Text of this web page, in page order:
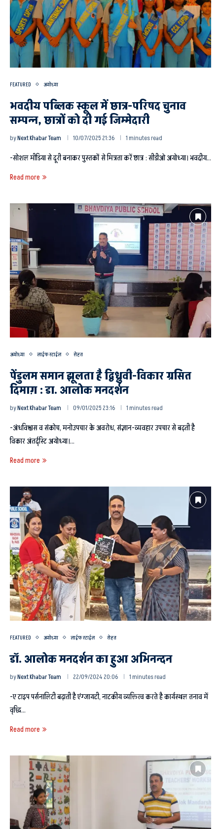
FEATURED अयोध्या
भवदीय पब्लिक स्कूल में छात्र-परिषद चुनाव
सम्पन्न, छात्रों को दी गई जिम्मेदारी
byNext Khabar Team 10/07/2025 21:36 1 minutes read
-सोशल मीडिया से दूरी बनाकर पुस्तकों से मित्रता करें छात्र : सीडीओ अयोध्या। भवदीय…
Read more
अयोध्या लाईफ स्टाईल सेहत
पेंडुलम समान झूलता है द्विध्रुवी-विकार ग्रसित
दिमाग़ : डा. आलोक मनदर्शन
byNext Khabar Team 09/01/2025 23:16 1 minutes read
-अंधविश्वास व संकोच, मनोउपचार के अवरोध, संज्ञान-व्यवहार उपचार से बढ़ती है
विकार अंतर्दृस्टि अयोध्या।…
Read more
FEATURED अयोध्या लाईफ स्टाईल सेहत
डॉ. आलोक मनदर्शन का हुआ अभिनन्दन
byNext Khabar Team 22/09/2024 20:06 1 minutes read
-ए टाइप पर्सनालिटी बढ़ाती है एंग्जायटी, नाटकीय व्यक्तित्व करते है कार्यस्थल तनाव में
वृद्धि…
Read more